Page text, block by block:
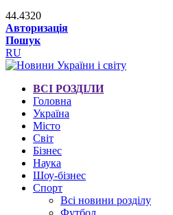
44.4320
Авторизація
Пошук
RU
ВСІ РОЗДІЛИ
Головна
Україна
Місто
Світ
Бізнес
Наука
Шоу-бізнес
Спорт
Всі новини розділу
Футбол